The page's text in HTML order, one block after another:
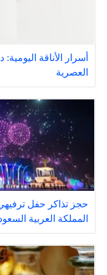
أسرار الأناقة
العصرية
حجز تذاكر حفل
المملكة العربية